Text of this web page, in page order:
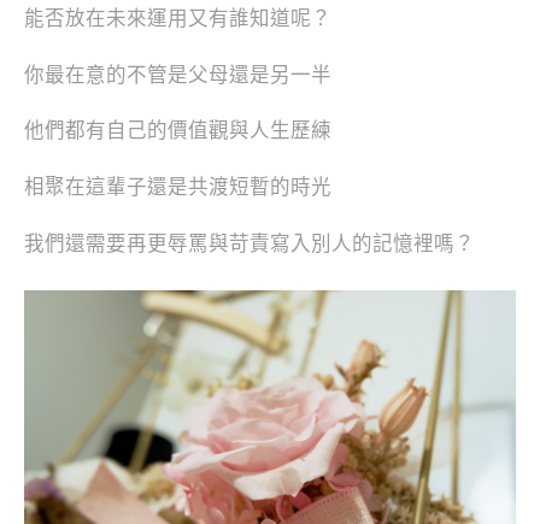
能否放在未來運用又有誰知道呢？
你最在意的不管是父母還是另一半
他們都有自己的價值觀與人生歷練
相聚在這輩子還是共渡短暫的時光
我們還需要再更辱罵與苛責寫入別人的記憶裡嗎？